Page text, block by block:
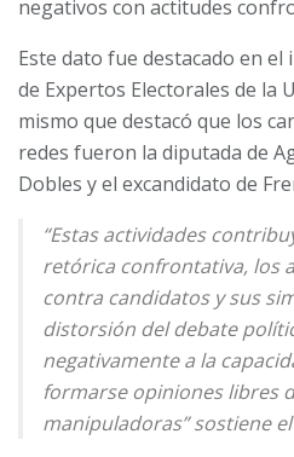
negativos con actitudes
Este dato fue destacado en
de Expertos Electorales de la
mismo que destacó que los
redes fueron la diputada de
Dobles y el excandidato de
“Estas actividades
retórica confrontativa, los
contra candidatos y sus
distorsión del debate
negativamente a la
formarse opiniones libres
manipuladoras” sostiene